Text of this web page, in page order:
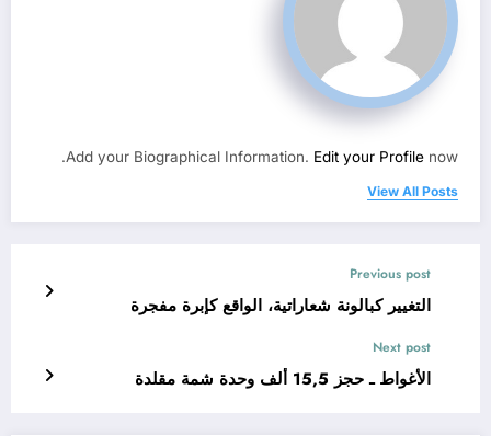
Add your Biographical Information. Edit your Profile now.
View All Posts
Previous post
التغيير كبالونة شعاراتية، الواقع كإبرة مفجرة
Next post
الأغواط ـ حجز 15,5 ألف وحدة شمة مقلدة